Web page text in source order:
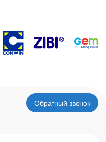
Обратный звонок